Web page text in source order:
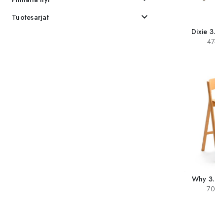
Tuotesarjat expand_more
Dixie
Why